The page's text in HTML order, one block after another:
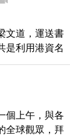
文道，運送書
是利用港資名
個上午，與各
全球觀眾，拜